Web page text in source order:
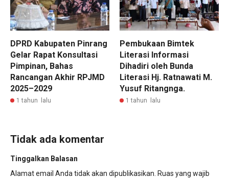
DPRD Kabupaten Pinrang
Gelar Rapat Konsultasi
Pimpinan, Bahas
Rancangan Akhir RPJMD
2025–2029
1 tahun lalu
Pembukaan Bimtek
Literasi Informasi
Dihadiri oleh Bunda
Literasi Hj. Ratnawati M.
Yusuf Ritangnga.
1 tahun lalu
Tidak ada komentar
Tinggalkan Balasan
Alamat email Anda tidak akan dipublikasikan. Ruas yang wajib